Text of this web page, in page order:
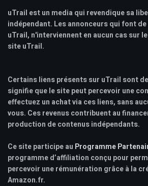
uTrail est un media qui revendique sa
indépendant. Les annonceurs qui font
uTrail, n'interviennent en aucun cas sur
site uTrail.
Certains liens présents sur uTrail sont
signifie que le site peut percevoir une
effectuez un achat via ces liens, sans
vous. Ces revenus contribuent au
production de contenus indépendants.
Ce site participe au Programme
programme d’affiliation conçu pour
percevoir une rémunération grâce à la
Amazon.fr.